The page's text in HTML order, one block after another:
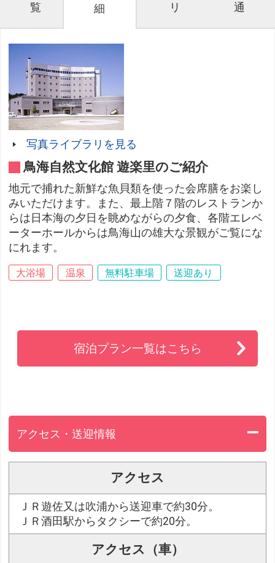
覧
細
リ
通
写真ライブラリを見る
鳥海自然文化館 遊楽里のご紹介
地元で捕れた新鮮な魚貝類を使った会席膳をお楽し
みいただけます。また、最上階７階のレストランか
らは日本海の夕日を眺めながらの夕食、各階エレベ
ーターホールからは鳥海山の雄大な景観がご覧にな
にれます。
大浴場 温泉 無料駐車場 送迎あり
宿泊プラン一覧はこちら
アクセス・送迎情報
アクセス
ＪＲ遊佐又は吹浦から送迎車で約30分。
ＪＲ酒田駅からタクシーで約20分。
アクセス（車）